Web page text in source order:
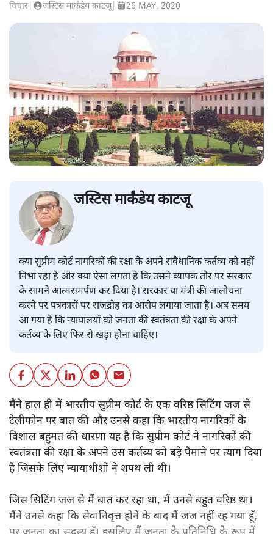
विचार जस्टिस मार्कंडेय काटजू| 26 MAY, 2020
जस्टिस मार्कंडेय काटजू
क्या सुप्रीम कोर्ट नागरिकों की रक्षा के अपने संवैधानिक कर्तव्य को नहीं
निभा रहा है और क्या ऐसा लगता है कि उसने व्यापक तौर पर सरकार
के सामने आत्मसमर्पण कर दिया है। सरकार या मंत्री की आलोचना
करने पर पत्रकारों पर राजद्रोह का आरोप लगाया जाता है। अब समय
आ गया है कि न्यायालयों को जनता की स्वतंत्रता की रक्षा के अपने
कर्तव्य के लिए फिर से खड़ा होना चाहिए।
मैंने हाल ही में भारतीय सुप्रीम कोर्ट के एक वरिष्ठ सिटिंग जज से
टेलीफोन पर बात की और उनसे कहा कि भारतीय नागरिकों के
विशाल बहुमत की धारणा यह है कि सुप्रीम कोर्ट ने नागरिकों की
स्वतंत्रता की रक्षा के अपने उस कर्तव्य को बड़े पैमाने पर त्याग दिया
है जिसके लिए न्यायाधीशों ने शपथ ली थी।
जिस सिटिंग जज से मैं बात कर रहा था, मैं उनसे बहुत वरिष्ठ था।
मैंने उनसे कहा कि सेवानिवृत्त होने के बाद मैं जज नहीं रह गया हूँ,